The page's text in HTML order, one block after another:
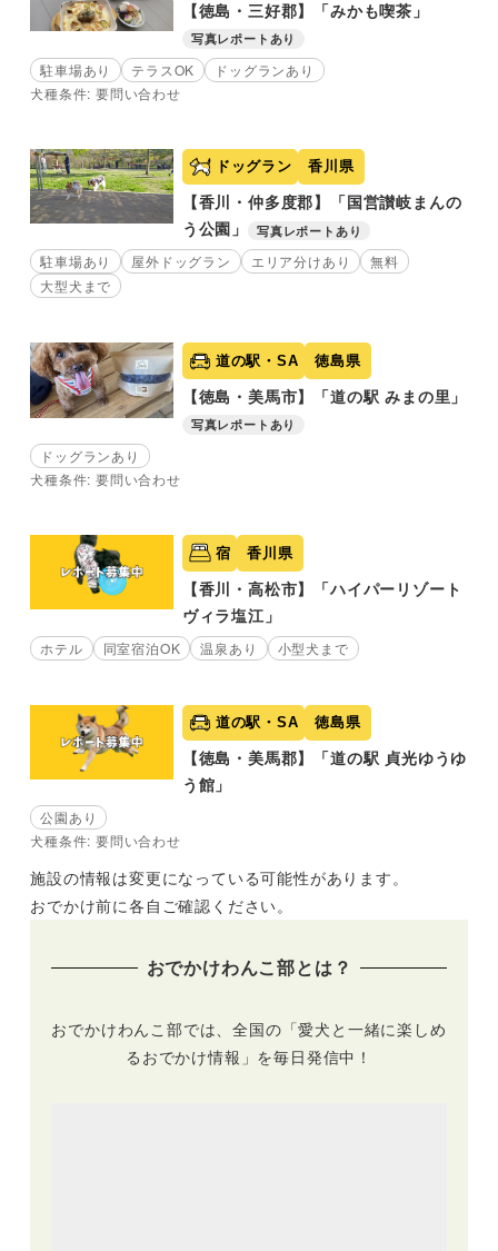
【徳島・三好郡】「みかも喫茶」
写真レポートあり
駐車場あり テラスOK
ドッグランあり
犬種条件: 要問い合わせ
ドッグラン 香川県
【香川・仲多度郡】「国営讃岐まんの
う公園」
写真レポートあり
駐車場あり 屋外ドッグラン エリア分けあり
無料
大型犬まで
道の駅・SA 徳島県
【徳島・美馬市】「道の駅 みまの里」
写真レポートあり
ドッグランあり
犬種条件: 要問い合わせ
宿 香川県
【香川・高松市】「ハイパーリゾート
ヴィラ塩江」
ホテル 同室宿泊OK 温泉あり 小型犬まで
道の駅・SA 徳島県
【徳島・美馬郡】「道の駅 貞光ゆうゆ
う館」
公園あり
犬種条件: 要問い合わせ
施設の情報は変更になっている可能性があります。
おでかけ前に各自ご確認ください。
おでかけわんこ部とは？
おでかけわんこ部では、全国の「愛犬と一緒に楽しめ
るおでかけ情報」を毎日発信中！